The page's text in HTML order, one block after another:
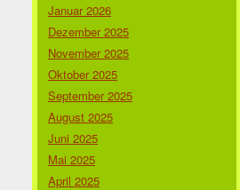
Januar 2026
Dezember 2025
November 2025
Oktober 2025
September 2025
August 2025
Juni 2025
Mai 2025
April 2025